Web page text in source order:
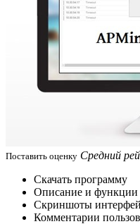
Поставить оценку Средний
Скачать программу
Описание и функции
Скриншоты
Комментарии